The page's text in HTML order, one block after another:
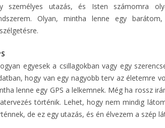
személyes utazás, és Isten számomra
Olyan, mintha lenne egy
egyesek a csillagokban vagy egy
hogy van egy nagyobb terv az életemre
lenne egy GPS a lelkemnek. Még ha rossz
történik. Lehet, hogy nem mindig
de ez egy utazás, és én élvezem a szép